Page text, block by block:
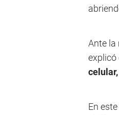
Ante la
explicó
En